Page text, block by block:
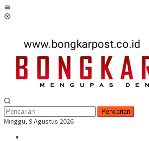
Loncat
ke
Pencarian
Minggu, 9 Agustus 2026